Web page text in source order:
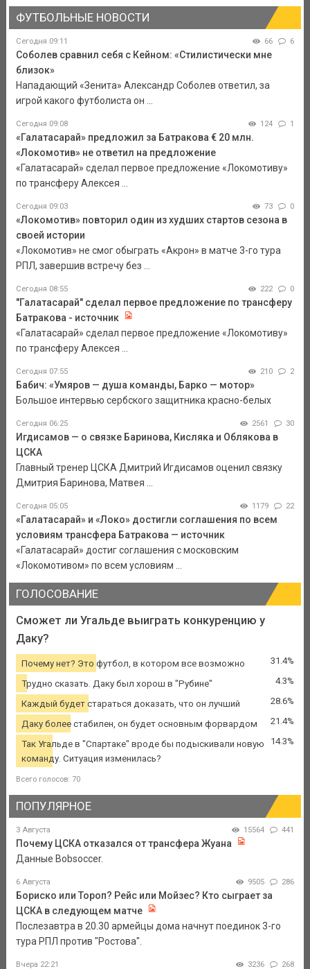
ФУТБОЛЬНЫЕ НОВОСТИ
Сегодня 09:11 66 6
Соболев сравнил себя с Кейном: «Стилистически мне
близок»
Нападающий «Зенита» Александр Соболев ответил, за
игрой какого футболиста он ...
Сегодня 09:08 124 1
«Галатасарай» предложил за Батракова € 20 млн.
«Локомотив» не ответил на предложение
«Галатасарай» сделал первое предложение «Локомотиву»
по трансферу Алексея ...
Сегодня 09:03 73 0
«Локомотив» повторил один из худших стартов сезона в
своей истории
«Локомотив» не смог обыграть «Акрон» в матче 3-го тура
РПЛ, завершив встречу без ...
Сегодня 08:55 222 0
"Галатасарай" сделал первое предложение по трансферу
Батракова - источник
«Галатасарай» сделал первое предложение «Локомотиву»
по трансферу Алексея ...
Сегодня 07:55 210 2
Бабич: «Умяров — душа команды, Барко — мотор»
Большое интервью сербского защитника красно-белых
Сегодня 06:25 2561 30
Игдисамов — о связке Баринова, Кисляка и Облякова в
ЦСКА
Главный тренер ЦСКА Дмитрий Игдисамов оценил связку
Дмитрия Баринова, Матвея ...
Сегодня 05:05 1179 22
«Галатасарай» и «Локо» достигли соглашения по всем
условиям трансфера Батракова — источник
«Галатасарай» достиг соглашения с московским
«Локомотивом» по всем условиям ...
ГОЛОСОВАНИЕ
Сможет ли Угальде выиграть конкуренцию у
Даку?
Почему нет? Это футбол, в котором все возможно 31.4%
Трудно сказать. Даку был хорош в "Рубине" 4.3%
Каждый будет стараться доказать, что он лучший 28.6%
Даку более стабилен, он будет основным форвардом 21.4%
Так Угальде в "Спартаке" вроде бы подыскивали новую
команду. Ситуация изменилась?
14.3%
Всего голосов: 70
ПОПУЛЯРНОЕ
3 Августа 15564 441
Почему ЦСКА отказался от трансфера Жуана
Данные Bobsoccer.
6 Августа 9505 286
Бориско или Тороп? Рейс или Мойзес? Кто сыграет за
ЦСКА в следующем матче
Послезавтра в 20.30 армейцы дома начнут поединок 3-го
тура РПЛ против "Ростова".
Вчера 22:21 3236 268